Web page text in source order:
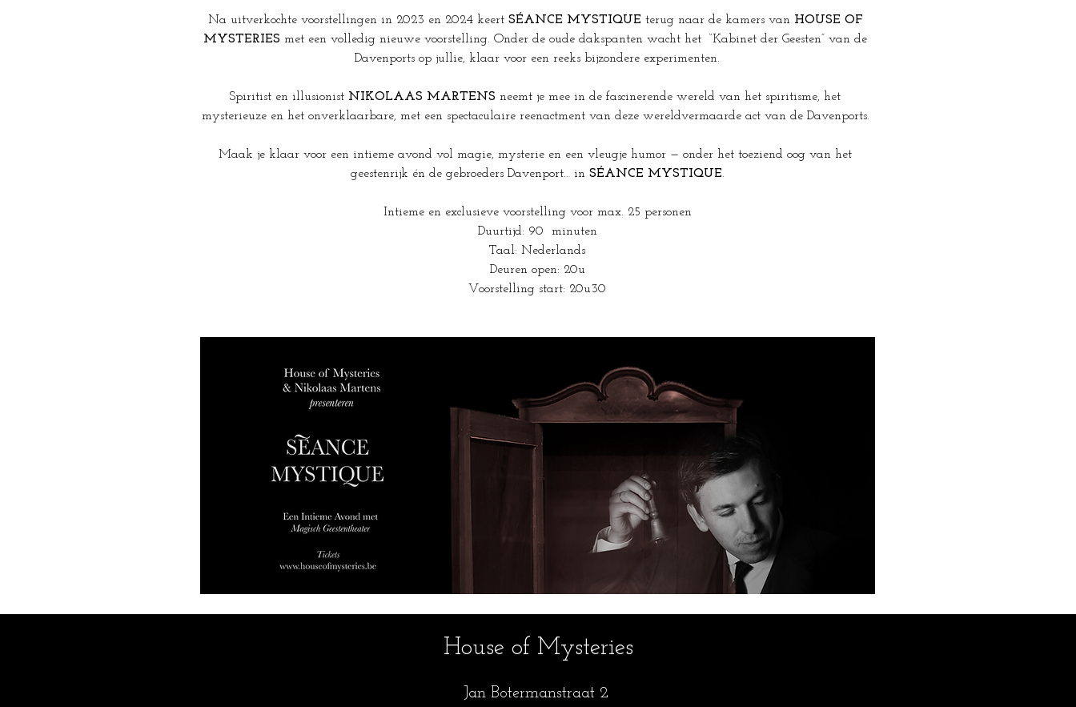
Na uitverkochte voorstellingen in 2023 en 2024 keert SÉANCE MYSTIQUE terug naar de kamers van HOUSE OF
MYSTERIES met een volledig nieuwe voorstelling. Onder de oude dakspanten wacht het  “Kabinet der Geesten” van de
Davenports op jullie, klaar voor een reeks bijzondere experimenten.
Spiritist en illusionist NIKOLAAS MARTENS neemt je mee in de fascinerende wereld van het spiritisme, het
mysterieuze en het onverklaarbare, met een spectaculaire reenactment van deze wereldvermaarde act van de Davenports.
Maak je klaar voor een intieme avond vol magie, mysterie en een vleugje humor — onder het toeziend oog van het
geestenrijk én de gebroeders Davenport… in SÉANCE MYSTIQUE.
Intieme en exclusieve voorstelling voor max. 25 personen
Duurtijd: 90  minuten
Taal: Nederlands
Deuren open: 20u
Voorstelling start: 20u30
House of Mysteries
Jan Botermanstraat 2